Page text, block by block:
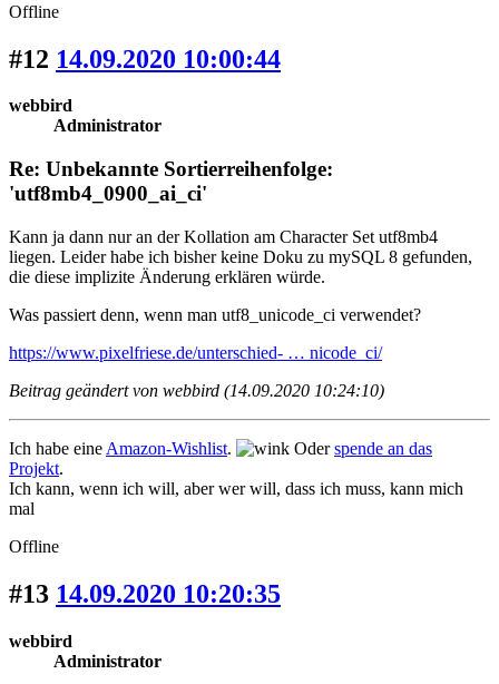
Offline
#12 14.09.2020 10:00:44
webbird
Administrator
Re: Unbekannte Sortierreihenfolge:
'utf8mb4_0900_ai_ci'
Kann ja dann nuran der Kollation am Character Set utf8mb4
liegen. Leider habe ich bisher keine Doku zu mySQL 8 gefunden,
die diese implizite Änderung erklären würde.
Was passiert denn, wenn man utf8_unicode_ci verwendet?
https://www.pixelfriese.de/unterschied- … nicode_ci/
Beitrag geändert von webbird (14.09.2020 10:24:10)
Ich habe eine Amazon-Wishlist. Oderspende an das
Projekt.
Ich kann, wenn ich will, aber wer will, dass ich muss, kann mich
mal
Offline
#13 14.09.2020 10:20:35
webbird
Administrator